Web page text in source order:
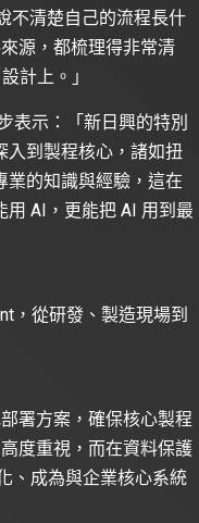
不清楚自己的流程長什
源，都梳理得非常清
計上。」
表示：「新日興的特別
入到製程核心，諸如扭
業的知識與經驗，這在
AI，更能把 AI 用到最
，從研發、製造現場到
署方案，確保核心製程
度重視，而在資料保護
、成為與企業核心系統